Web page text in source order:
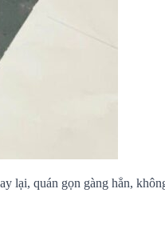
lại, quán gọn gàng hẳn,